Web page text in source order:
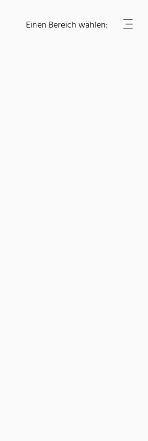
Einen Bereich wählen: